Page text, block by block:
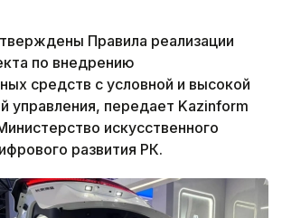
Правила реализации
по внедрению
средств с условной и высокой
управления, передает Kazinform
искусственного
развития РК.